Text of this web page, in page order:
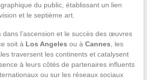
du public, établissant un lien
et le septième art.
dans l’ascension et le succès des œuvres
soit à Los Angeles ou à Cannes , les
traversent les continents et catalysent
à leurs côtés de partenaires influents
ou sur les réseaux sociaux